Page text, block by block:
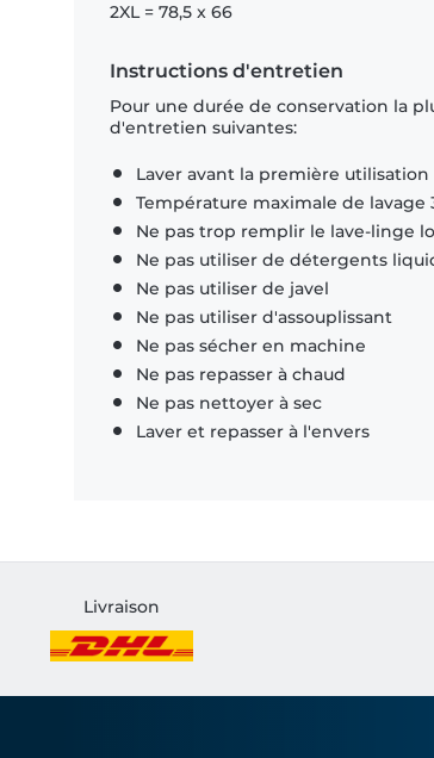
2XL = 78,5 x 66
Instructions d'entretien
Pour une durée de conservation la
d'entretien suivantes:
Laver avant la première utilisation
Température maximale de lavage
Ne pas trop remplir le lave-linge
Ne pas utiliser de détergents
Ne pas utiliser de javel
Ne pas utiliser d'assouplissant
Ne pas sécher en machine
Ne pas repasser à chaud
Ne pas nettoyer à sec
Laver et repasser à l'envers
Livraison